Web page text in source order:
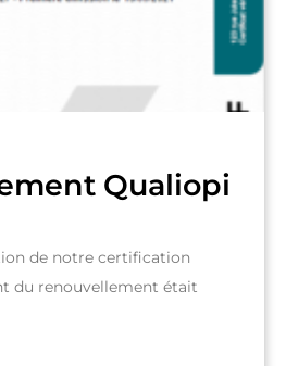
Qualiopi
de notre certification
du renouvellement était